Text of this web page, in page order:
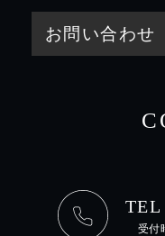
お問い合わせ
TEL
受付